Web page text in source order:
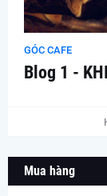
GÓC CAFE
Blog 1 -
Mua hàng